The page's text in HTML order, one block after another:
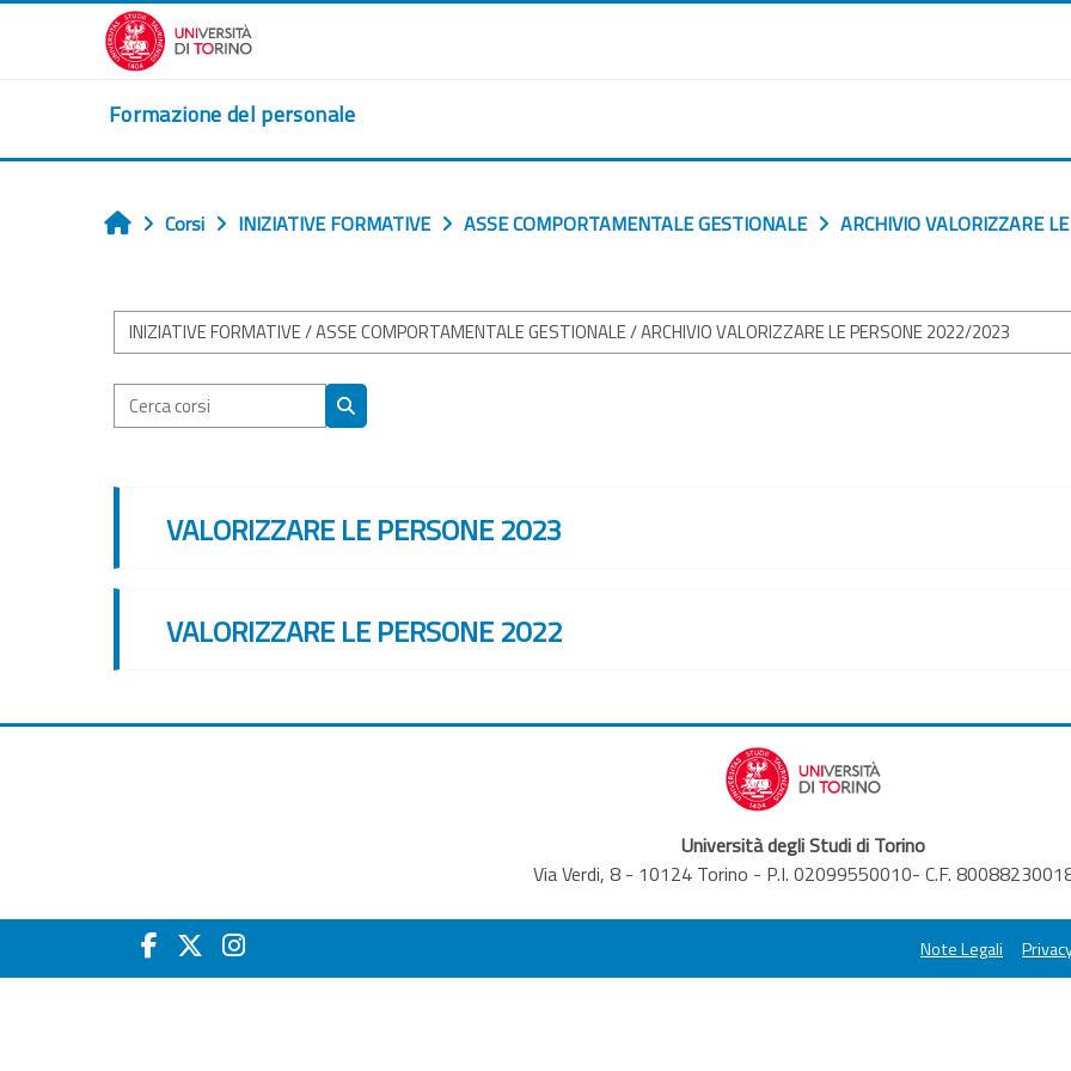
Vai al contenuto principale
Formazione del personale
Home
Corsi INIZIATIVE FORMATIVE ASSE COMPORTAMENTALE GESTIONALE ARCHIVIO VALORIZZARE
Categorie di corso
Cerca corsi
Cerca corsi
VALORIZZARE LE PERSONE 2023
VALORIZZARE LE PERSONE 2022
Università degli Studi di Torino
Via Verdi, 8 - 10124 Torino - P.I. 02099550010- C.F.
Note Legali